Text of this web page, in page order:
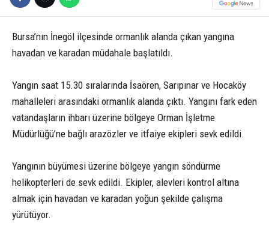
Bursa’nın İnegöl ilçesinde ormanlık alanda çıkan yangına
havadan ve karadan müdahale başlatıldı.
Yangın saat 15.30 sıralarında İsaören, Sarıpınar ve Hocaköy
mahalleleri arasındaki ormanlık alanda çıktı. Yangını fark eden
vatandaşların ihbarı üzerine bölgeye Orman İşletme
Müdürlüğü’ne bağlı arazözler ve itfaiye ekipleri sevk edildi.
Yangının büyümesi üzerine bölgeye yangın söndürme
helikopterleri de sevk edildi. Ekipler, alevleri kontrol altına
almak için havadan ve karadan yoğun şekilde çalışma
yürütüyor.